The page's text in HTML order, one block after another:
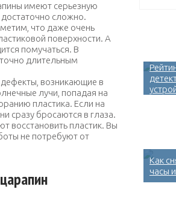
имеют серьезную
сложно.
что даже очень
поверхности. А
помучаться. В
длительным
возникающие в
лучи, попадая на
пластика. Если на
сразу бросаются в глаза.
восстановить пластик. Вы
не потребуют от
Как
часы